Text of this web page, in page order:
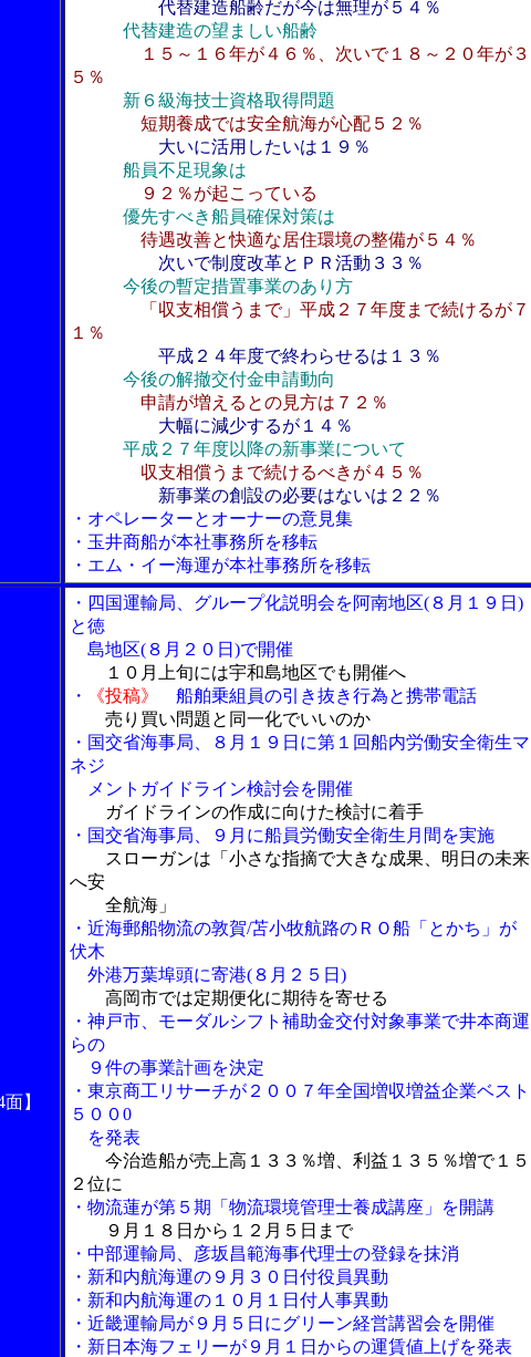
代替建造船齢だが今は無理が５４％
代替建造の望ましい船齢
１５～１６年が４６％、次いで１８～２０年が３
５％
新６級海技士資格取得問題
短期養成では安全航海が心配５２％
大いに活用したいは１９％
船員不足現象は
９２％が起こっている
優先すべき船員確保対策は
待遇改善と快適な居住環境の整備が５４％
次いで制度改革とＰＲ活動３３％
今後の暫定措置事業のあり方
「収支相償うまで」平成２７年度まで続けるが７
１％
平成２４年度で終わらせるは１３％
今後の解撤交付金申請動向
申請が増えるとの見方は７２％
大幅に減少するが１４％
平成２７年度以降の新事業について
収支相償うまで続けるべきが４５％
新事業の創設の必要はないは２２％
・オペレーターとオーナーの意見集
・玉井商船が本社事務所を移転
・エム・イー海運が本社事務所を移転
】
・四国運輸局、グループ化説明会を阿南地区(８月１９日)
と徳
島地区(８月２０日)で開催
１０月上旬には宇和島地区でも開催へ
・
《投稿》
船舶乗組員の引き抜き行為と携帯電話
売り買い問題と同一化でいいのか
・国交省海事局、８月１９日に第１回船内労働安全衛生マ
ネジ
メントガイドライン検討会を開催
ガイドラインの作成に向けた検討に着手
・国交省海事局、９月に船員労働安全衛生月間を実施
スローガンは「小さな指摘で大きな成果、明日の未来
へ安
全航海」
・近海郵船物流の敦賀/苫小牧航路のＲＯ船「とかち」が
伏木
外港万葉埠頭に寄港(８月２５日)
高岡市では定期便化に期待を寄せる
・神戸市、モーダルシフト補助金交付対象事業で井本商運
らの
９件の事業計画を決定
・東京商工リサーチが２００７年全国増収増益企業ベスト
５００0
を発表
今治造船が売上高１３３％増、利益１３５％増で１５
２位に
・物流蓮が第５期「物流環境管理士養成講座」を開講
９月１８日から１２月５日まで
・中部運輸局、彦坂昌範海事代理士の登録を抹消
・新和内航海運の９月３０日付役員異動
・新和内航海運の１０月１日付人事異動
・近畿運輸局が９月５日にグリーン経営講習会を開催
・新日本海フェリーが９月１日からの運賃値上げを発表